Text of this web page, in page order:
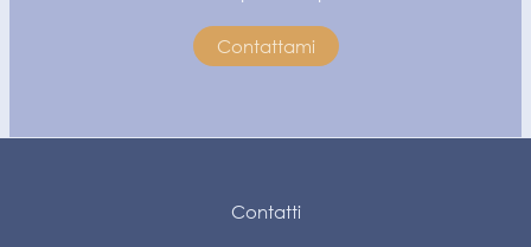
Contattami
Contatti